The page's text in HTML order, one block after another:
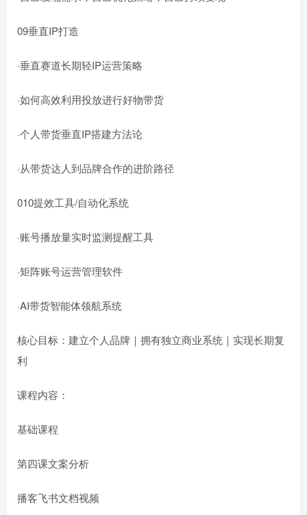
09垂直IP打造
·垂直赛道长期轻IP运营策略
·如何高效利用投放进行好物带货
·个人带货垂直IP搭建方法论
·从带货达人到品牌合作的进阶路径
010提效工具/自动化系统
·账号播放量实时监测提醒工具
·矩阵账号运营管理软件
·AI带货智能体领航系统
核心目标：建立个人品牌｜拥有独立商业系统｜实现长期复
利
课程内容：
基础课程
第四课文案分析
播客飞书文档视频